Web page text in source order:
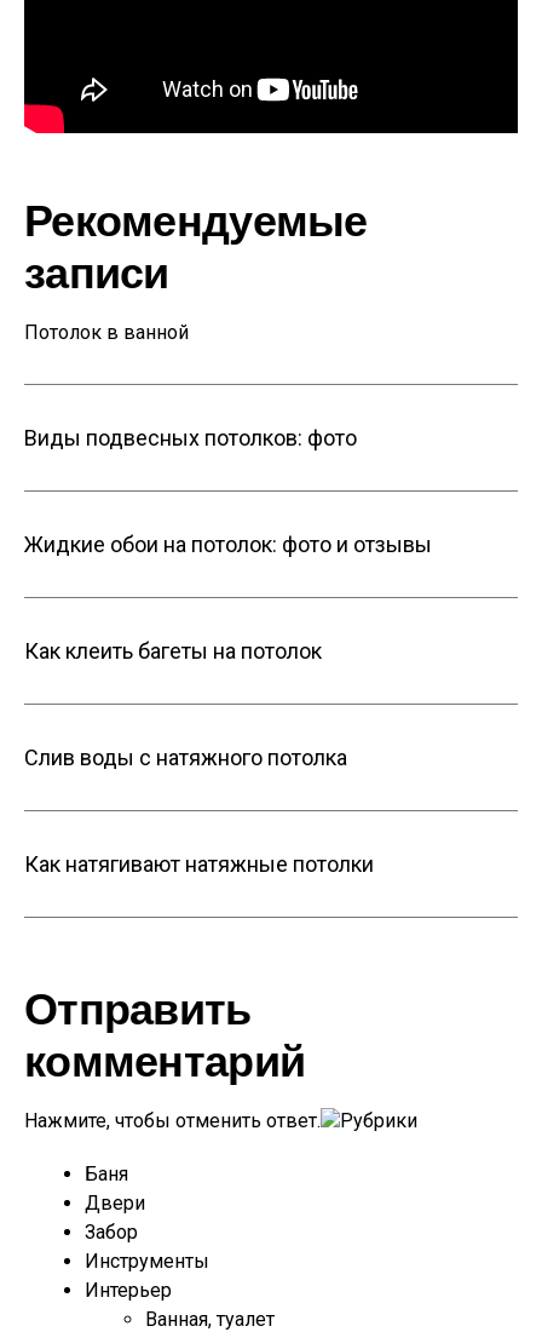
Рекомендуемые
записи
Потолок в ванной
Виды подвесных потолков: фото
Жидкие обои на потолок: фото и отзывы
Как клеить багеты на потолок
Слив воды с натяжного потолка
Как натягивают натяжные потолки
Отправить
комментарий
Нажмите, чтобы отменить ответ. Рубрики
Баня
Двери
Забор
Инструменты
Интерьер
Ванная, туалет